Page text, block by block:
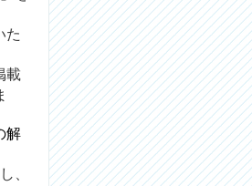
た
載
解
、